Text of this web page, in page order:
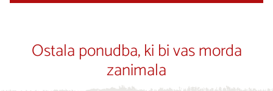
Ostala ponudba, ki bi vas morda
zanimala